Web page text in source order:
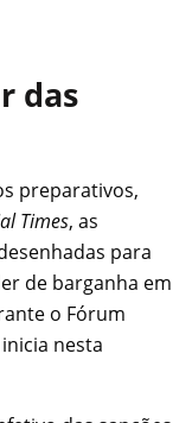
das
preparativos,
Times, as
para
de barganha em
o Fórum
nesta